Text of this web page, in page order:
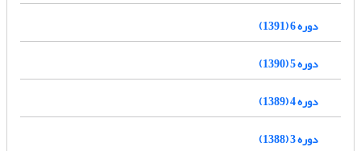
دوره 6 (1391)
دوره 5 (1390)
دوره 4 (1389)
دوره 3 (1388)